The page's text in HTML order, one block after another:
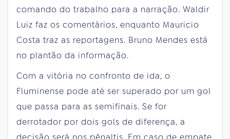
comando do trabalho para a narração. Waldir
Luiz faz os comentários, enquanto Mauricio
Costa traz as reportagens. Bruno Mendes está
no plantão da informação.
Com a vitória no confronto de ida, o
Fluminense pode até ser superado por um gol
que passa para as semifinais. Se for
derrotador por dois gols de diferença, a